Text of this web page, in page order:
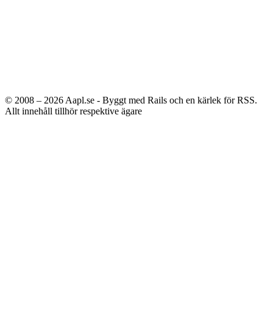
© 2008 – 2026 Aapl.se - Byggt med Rails och en kärlek för RSS.
Allt innehåll tillhör respektive ägare